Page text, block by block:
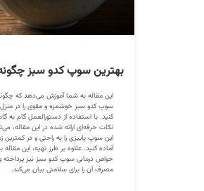
بهترین سوپ کدو سبز
این مقاله به شما آموزش می‌دهد که
سوپ کدو سبز خوشمزه و مقوی را در
کنید. با استفاده از دستورالعمل گام به
نکات حرفه‌ای ارائه شده در این مقاله،
این سوپ پاییزی را به راحتی و در کمترین
آماده کنید. علاوه بر طرز تهیه، این مقاله
خواص درمانی سوپ کدو سبز نیز پرداخته
مصرف آن را برای سلامتی بیان می‌کند.